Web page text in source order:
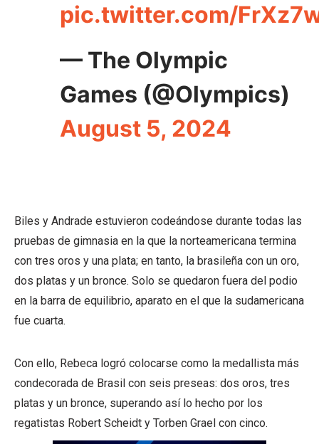
pic.twitter.com/
— The Olympic
Games (@Olympics)
August 5, 2024
Biles y Andrade estuvieron codeándose durante todas las
pruebas de gimnasia en la que la norteamericana termina
con tres oros y una plata; en tanto, la brasileña con un oro,
dos platas y un bronce. Solo se quedaron fuera del podio
en la barra de equilibrio, aparato en el que la sudamericana
fue cuarta.
Con ello, Rebeca logró colocarse como la medallista más
condecorada de Brasil con seis preseas: dos oros, tres
platas y un bronce, superando así lo hecho por los
regatistas Robert Scheidt y Torben Grael con cinco.